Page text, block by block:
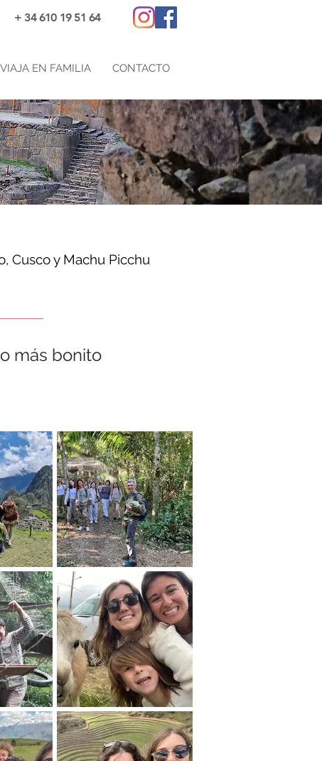
+ 34 610 19 51 64
VIAJA EN FAMILIA CONTACTO
Cusco y Machu Picchu
más bonito